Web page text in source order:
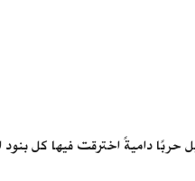
داميةً اخترقت فيها كل بنود